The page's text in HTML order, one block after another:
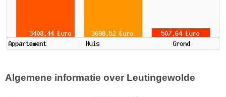
Algemene informatie over Leutingewolde